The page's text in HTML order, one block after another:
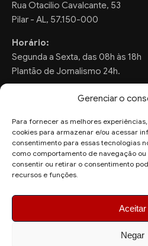
Gerenciar o
Para fornecer as melhores
cookies para armazenar e/ou acessar
consentimento para essas tecnologias
como comportamento de navegação ou
consentir ou retirar o consentimento
recursos e funções.
Aceitar
Negar
Rua Otacilio Cavalcante, 53
Pilar - AL, 57.150-000
Horário:
Segunda a Sexta, das 08h às 18h
Plantão de Jornalismo 24h.
FALE CONOSCO
Sugestões de Pauta:
ronaldo.valentim150@gmail.com